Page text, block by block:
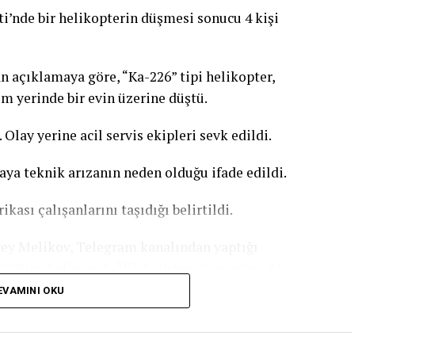
da yoğunluk yaşandığını kaydetti. Fransa’daki
Paris’te geçen gün aşırı sıcaklardan
bekleniyor. Türkiye basınında yer alan
hissedilen sıcaklık 36-39 derece. Güneş
geçiyor.
bir helikopterin düşmesi sonucu 4 kişi
açıklamaya göre, “Ka-226” tipi helikopter,
yerinde bir evin üzerine düştü.
Olay yerine acil servis ekipleri sevk edildi.
teknik arızanın neden olduğu ifade edildi.
çalışanlarını taşıdığı belirtildi.
kaldırıldı.” ifadesini kullandı.
OKU